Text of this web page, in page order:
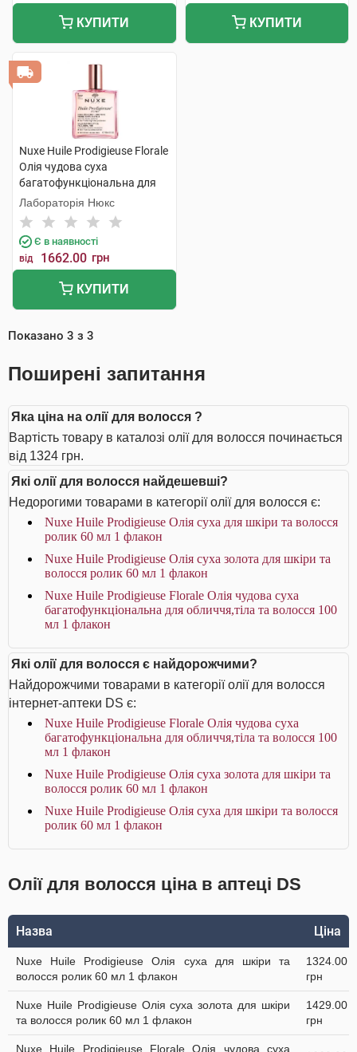
КУПИТИ КУПИТИ
Nuxe Huile Prodigieuse Florale
Олія чудова суха
багатофункціональна для
обличчя,тіла та волосся 100
мл 1 флакон
Лабораторія Нюкс
Є в наявності
від 1662.00 грн
КУПИТИ
Показано 3 з 3
Поширені запитання
Яка ціна на олії для волосся ?
Вартість товару в каталозі олії для волосся починається
від 1324 грн.
Які олії для волосся найдешевші?
Недорогими товарами в категорії олії для волосся є:
Nuxe Huile Prodigieuse Олія суха для шкіри та волосся
ролик 60 мл 1 флакон
Nuxe Huile Prodigieuse Олія суха золота для шкіри та
волосся ролик 60 мл 1 флакон
Nuxe Huile Prodigieuse Florale Олія чудова суха
багатофункціональна для обличчя,тіла та волосся 100
мл 1 флакон
Які олії для волосся є найдорожчими?
Найдорожчими товарами в категорії олії для волосся
інтернет-аптеки DS є:
Nuxe Huile Prodigieuse Florale Олія чудова суха
багатофункціональна для обличчя,тіла та волосся 100
мл 1 флакон
Nuxe Huile Prodigieuse Олія суха золота для шкіри та
волосся ролик 60 мл 1 флакон
Nuxe Huile Prodigieuse Олія суха для шкіри та волосся
ролик 60 мл 1 флакон
Олії для волосся ціна в аптеці DS
Назва Ціна
Nuxe Huile Prodigieuse Олія суха для шкіри та
волосся ролик 60 мл 1 флакон
1324.00
грн
Nuxe Huile Prodigieuse Олія суха золота для шкіри
та волосся ролик 60 мл 1 флакон
1429.00
грн
Nuxe Huile Prodigieuse Florale Олія чудова суха